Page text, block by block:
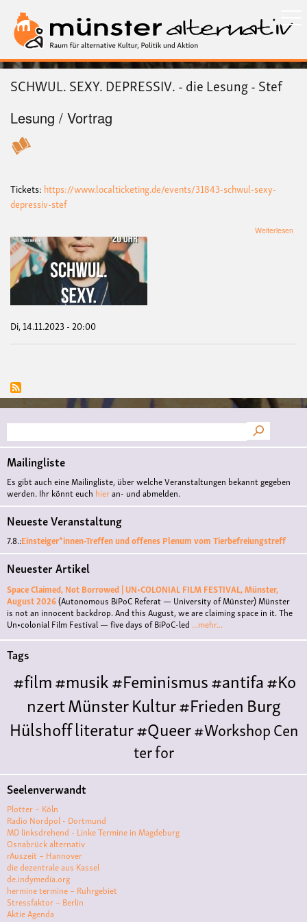
zum
Inhalt
SCHWUL. SEXY. DEPRESSIV. - die Lesung - Stef
Lesung / Vortrag
Tickets: https://www.localticketing.de/events/31843-schwul-sexy-
depressiv-stef
Weiterlesen
Di, 14.11.2023 - 20:00
Suche
Mailingliste
Es gibt auch eine Mailingliste, über welche Veranstaltungen bekannt gegeben
werden. Ihr könnt euch hieran- und abmelden.
Neueste Veranstaltung
7.8.:Einsteiger*innen-Treffen und offenes Plenum vom Tierbefreiungstreff
Neuester Artikel
Space Claimed, Not Borrowed | UN•COLONIAL FILM FESTIVAL, Münster,
August 2026(Autonomous BiPoC Referat — University of Münster)Münster
is not an innocent backdrop. And this August, we are claiming space in it. The
Un•colonial Film Festival — five days of BiPoC-led ...mehr...
Tags
#film#musik#Feminismus#antifa#Ko
nzertMünsterKultur#FriedenBurg
Hülshoffliteratur#Queer#WorkshopCen
ter for
LiteraturePolyamoriePolytreff#liveKonzert
Polyamorietreff
MonogamieCNM
ismuskunstantisemitismus
VKqueer#Demo
ve#film #kino #filmwerkstatt
Seelenverwandt
Plotter – Köln
Radio Nordpol - Dortmund
MD linksdrehend - Linke Termine in Magdeburg
Osnabrück alternativ
rAuszeit – Hannover
die dezentrale aus Kassel
de.indymedia.org
hermine termine – Ruhrgebiet
Stressfaktor – Berlin
Aktie Agenda